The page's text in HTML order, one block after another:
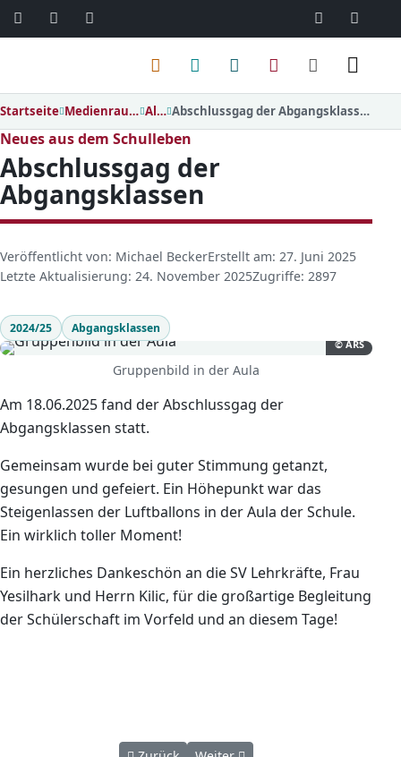
06103 / 30
Menü
Startseite Medienraum Alle Abschlussgag der Abgangsklassen
Neues aus dem Schulleben
Abschlussgag der
Abgangsklassen
D
e
a
i
l
Veröffentlicht von: Michael BeckerErstellt am: 27. Juni 2025
Letzte Aktualisierung: 24. November 2025Zugriffe: 2897
2024/25 Abgangsklassen
© ARS
Gruppenbild in der Aula
Am 18.06.2025 fand der Abschlussgag der
Abgangsklassen statt.
Gemeinsam wurde bei guter Stimmung getanzt,
gesungen und gefeiert. Ein Höhepunkt war das
Steigenlassen der Luftballons in der Aula der Schule.
Ein wirklich toller Moment!
Ein herzliches Dankeschön an die SV Lehrkräfte, Frau
Yesilhark und Herrn Kilic, für die großartige Begleitung
der Schülerschaft im Vorfeld und an diesem Tage!